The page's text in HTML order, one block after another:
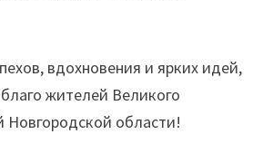
вдохновения и ярких идей,
жителей Великого
Новгородской области!